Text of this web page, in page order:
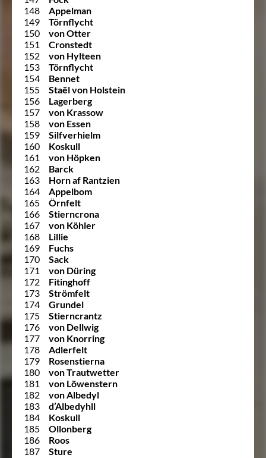
148
Appelman
149
Törnflycht
150
von Otter
151
Cronstedt
152
von Hylteen
153
Törnflycht
154
Bennet
155
Staël von Holstein
156
Lagerberg
157
von Krassow
158
von Essen
159
Silfverhielm
160
Koskull
161
von Höpken
162
Barck
163
Horn af Rantzien
164
Appelbom
165
Örnfelt
166
Stierncrona
167
von Köhler
168
Lillie
169
Fuchs
170
Sack
171
von Düring
172
Fitinghoff
173
Strömfelt
174
Grundel
175
Stierncrantz
176
von Dellwig
177
von Knorring
178
Adlerfelt
179
Rosenstierna
180
von Trautwetter
181
von Löwenstern
182
von Albedyl
183
d’Albedyhll
184
Koskull
185
Ollonberg
186
Roos
187
Sture